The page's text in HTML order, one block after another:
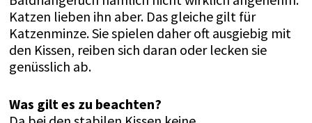
Katzen lieben ihn aber. Das gleiche gilt für
Katzenminze. Sie spielen daher oft ausgiebig mit
den Kissen, reiben sich daran oder lecken sie
genüsslich ab.
Was gilt es zu beachten?